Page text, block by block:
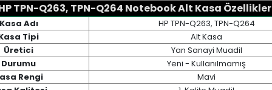
TPN-Q263, TPN-Q264 Notebook Alt Kasa
Adı
HP TPN-Q263, TPN-Q264
Tipi
Alt Kasa
Üretici
Yan Sanayi Muadil
Durumu
Yeni - Kullanılmamış
Rengi
Mavi